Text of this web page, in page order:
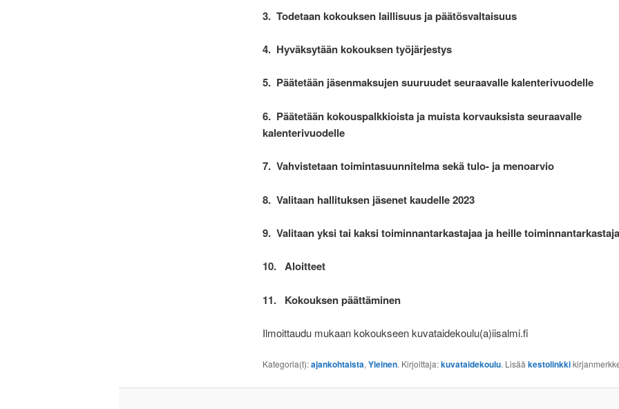
3. Todetaan kokouksen laillisuus ja päätösvaltaisuus
4. Hyväksytään kokouksen työjärjestys
5. Päätetään jäsenmaksujen suuruudet seuraavalle kalenterivuodelle
6. Päätetään kokouspalkkioista ja muista korvauksista seuraavalle
kalenterivuodelle
7. Vahvistetaan toimintasuunnitelma sekä tulo- ja menoarvio
8. Valitaan hallituksen jäsenet kaudelle 2023
9. Valitaan yksi tai kaksi toiminnantarkastajaa ja heille
10. Aloitteet
11. Kokouksen päättäminen
Ilmoittaudu mukaan kokoukseen kuvataidekoulu(a)iisalmi.fi
Kategoria(t):ajankohtaista,Yleinen. Kirjoittaja:kuvataidekoulu. Lisääkestolinkki